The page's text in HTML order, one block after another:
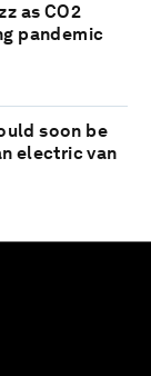
as CO2
pandemic
soon be
electric van